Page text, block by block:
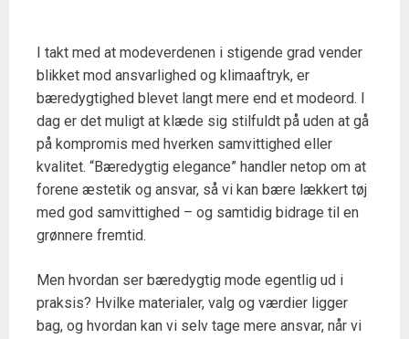
I takt med at modeverdenen i stigende grad vender
blikket mod ansvarlighed og klimaaftryk, er
bæredygtighed blevet langt mere end et modeord. I
dag er det muligt at klæde sig stilfuldt på uden at gå
på kompromis med hverken samvittighed eller
kvalitet. “Bæredygtig elegance” handler netop om at
forene æstetik og ansvar, så vi kan bære lækkert tøj
med god samvittighed – og samtidig bidrage til en
grønnere fremtid.
Men hvordan ser bæredygtig mode egentlig ud i
praksis? Hvilke materialer, valg og værdier ligger
bag, og hvordan kan vi selv tage mere ansvar, når vi